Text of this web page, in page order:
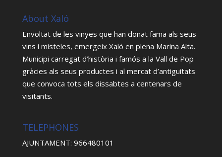
About Xaló
Envoltat de les vinyes que han donat fama als seus
vins i misteles, emergeix Xaló en plena Marina Alta.
Municipi carregat d’història i famós a la Vall de Pop
gràcies als seus productes i al mercat d’antiguitats
que convoca tots els dissabtes a centenars de
visitants.
TELEPHONES
AJUNTAMENT: 966480101